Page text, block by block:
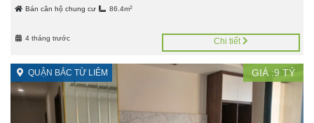
Bán căn hộ chung cư 86.4m2
4 tháng trước Chi tiết
QUẬN BẮC TỪ LIÊM GIÁ :9 TỶ